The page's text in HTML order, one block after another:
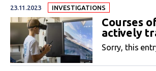
23.11.2023 INVESTIGATIONS
Courses
actively
Sorry, this